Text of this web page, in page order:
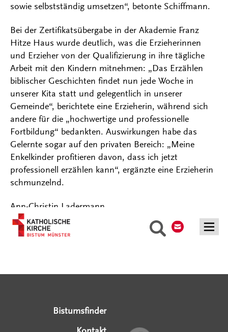
Suche
sowie selbstständig umsetzen“, betonte Schiffmann.
Bei der Zertifikatsübergabe in der Akademie Franz
Hitze Haus wurde deutlich, was die Erzieherinnen
und Erzieher von der Qualifizierung in ihre tägliche
Arbeit mit den Kindern mitnehmen: „Das Erzählen
biblischer Geschichten findet nun jede Woche in
unserer Kita statt und gelegentlich in unserer
Gemeinde“, berichtete eine Erzieherin, während sich
andere für die „hochwertige und professionelle
Fortbildung“ bedankten. Auswirkungen habe das
Gelernte sogar auf den privaten Bereich: „Meine
Enkelkinder profitieren davon, dass ich jetzt
professionell erzählen kann“, ergänzte eine Erzieherin
schmunzelnd.
Ann-Christin Ladermann
Bistumsfinder